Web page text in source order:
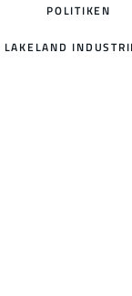
POLITIKEN
LAKELAND